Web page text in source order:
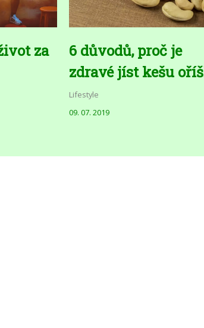
za
6 důvodů, proč je
zdravé jíst kešu
Lifestyle
09. 07. 2019